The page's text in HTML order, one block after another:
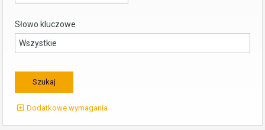
Słowo kluczowe
Dodatkowe wymagania